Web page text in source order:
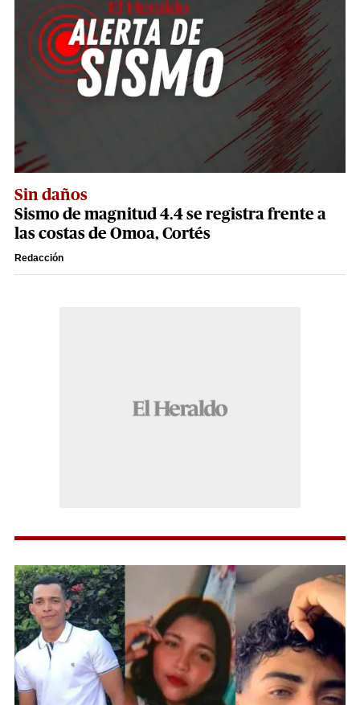
Sin daños
Sismo de magnitud 4.4 se registra frente a
las costas de Omoa, Cortés
Redacción